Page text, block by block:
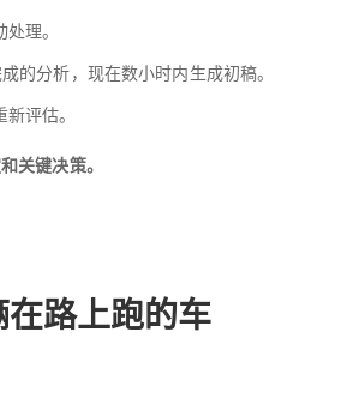
理。
的分析，现在数小时内生成初稿。
评估。
关键决策。
路上跑的车